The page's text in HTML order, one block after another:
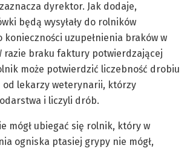
dyrektor. Jak dodaje,
będą wysyłały do rolników
konieczności uzupełnienia braków w
razie braku faktury potwierdzającej
może potwierdzić liczebność drobiu
od lekarzy weterynarii, którzy
i liczyli drób.
mógł ubiegać się rolnik, który w
ogniska ptasiej grypy nie mógł,